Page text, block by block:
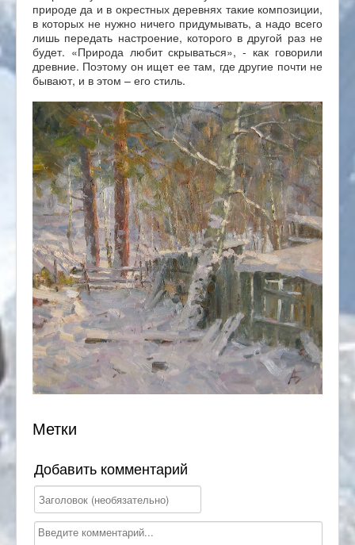
природе да и в окрестных деревнях такие композиции,
в которых не нужно ничего придумывать, а надо всего
лишь передать настроение, которого в другой раз не
будет. «Природа любит скрываться», - как говорили
древние. Поэтому он ищет ее там, где другие почти не
бывают, и в этом – его стиль.
Метки
Добавить комментарий